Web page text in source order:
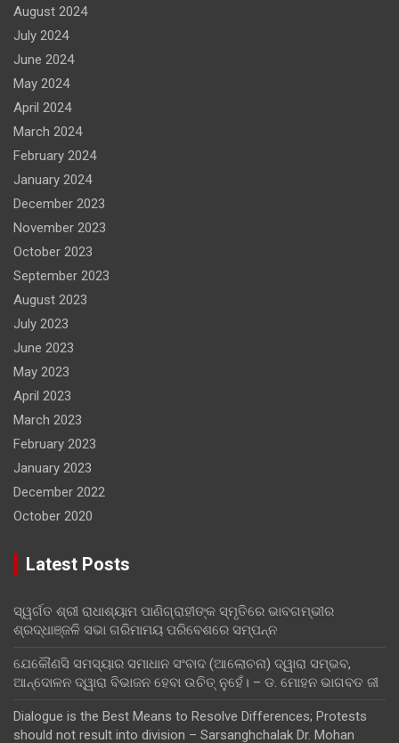
August 2024
July 2024
June 2024
May 2024
April 2024
March 2024
February 2024
January 2024
December 2023
November 2023
October 2023
September 2023
August 2023
July 2023
June 2023
May 2023
April 2023
March 2023
February 2023
January 2023
December 2022
October 2020
Latest Posts
ସ୍ୱର୍ଗତ ଶ୍ରୀ ରାଧାଶ୍ୟାମ ପାଣିଗ୍ରାହୀଙ୍କ ସ୍ମୃତିରେ ଭାବଗମ୍ଭୀର
ଶ୍ରଦ୍ଧାଞ୍ଜଳି ସଭା ଗରିମାମୟ ପରିବେଶରେ ସମ୍ପନ୍ନ
ଯେକୌଣସି ସମସ୍ୟାର ସମାଧାନ ସଂବାଦ (ଆଲୋଚନା) ଦ୍ୱାରା ସମ୍ଭବ,
ଆନ୍ଦୋଳନ ଦ୍ୱାରା ବିଭାଜନ ହେବା ଉଚିତ୍ ନୁହେଁ। – ଡ. ମୋହନ ଭାଗବତ ଜୀ
Dialogue is the Best Means to Resolve Differences; Protests
should not result into division – Sarsanghchalak Dr. Mohan